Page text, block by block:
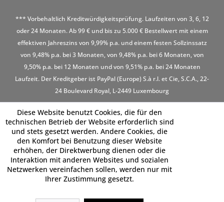
*** Vorbehaltlich Kreditwürdigkeitsprüfung. Laufzeiten von 3, 6, 12
oder 24 Monaten. Ab 99 € und bis zu 5.000 € Bestellwert mit einem
effektiven Jahreszins von 9,99% p.a. und einem festen Sollzinssatz
von 9,48% p.a. bei 3 Monaten, von 9,48% p.a. bei 6 Monaten, von
9,50% p.a. bei 12 Monaten und von 9,51% p.a. bei 24 Monaten
Laufzeit. Der Kreditgeber ist PayPal (Europe) S.à r.l. et Cie, S.C.A., 22-
24 Boulevard Royal, L-2449 Luxembourg
Diese Website benutzt Cookies, die für den
technischen Betrieb der Website erforderlich sind
und stets gesetzt werden. Andere Cookies, die
den Komfort bei Benutzung dieser Website
erhöhen, der Direktwerbung dienen oder die
Interaktion mit anderen Websites und sozialen
Netzwerken vereinfachen sollen, werden nur mit
Ihrer Zustimmung gesetzt.